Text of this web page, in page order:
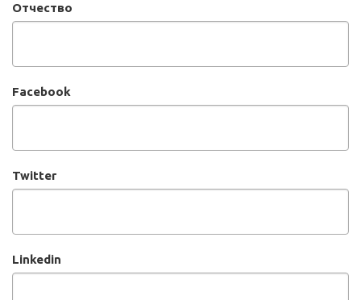
Отчество
Facebook
Twitter
Linkedin